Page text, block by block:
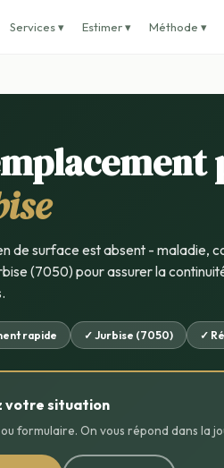
Services ▾ Estimer ▾ Méthode ▾
de surface est absent - maladie,
(7050) pour assurer la
rapide ✓ Jurbise (7050) ✓
votre situation
formulaire. On vous répond dans la